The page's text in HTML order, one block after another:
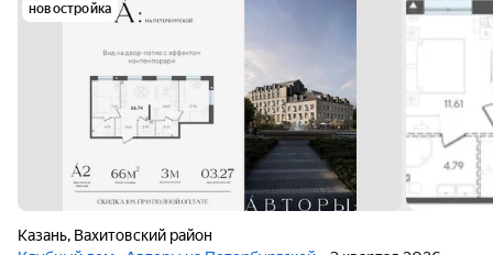
новостройка
Казань, Вахитовский район